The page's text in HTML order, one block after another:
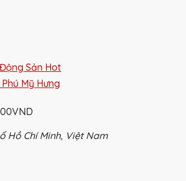
Sản Hot
Mỹ Hưng
Hồ Chí Minh, Việt Nam